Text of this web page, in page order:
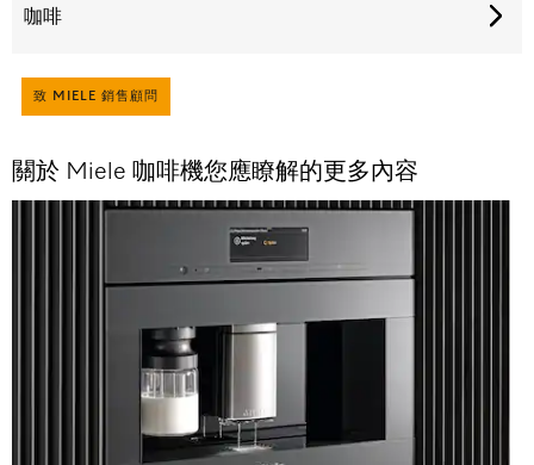
咖啡
致 MIELE 銷售顧問
關於 Miele 咖啡機您應瞭解的更多內容